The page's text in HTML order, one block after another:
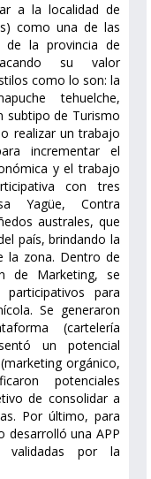
a la localidad de
como una de las
de la provincia de
su valor
como lo son: la
tehuelche,
subtipo de Turismo
realizar un trabajo
incrementar el
y el trabajo
con tres
Yagüe, Contra
australes, que
país, brindando la
la zona. Dentro de
de Marketing, se
para
Se generaron
(cartelería
un potencial
orgánico,
potenciales
de consolidar a
Por último, para
desarrolló una APP
validadas por la